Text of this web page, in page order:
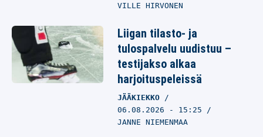
VILLE HIRVONEN
Liigan tilasto- ja
tulospalvelu uudistuu –
testijakso alkaa
harjoituspeleissä
JÄÄKIEKKO
06.08.2026 - 15:25
JANNE NIEMENMAA